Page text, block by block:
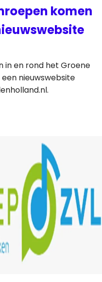
komen
in en rond het Groene
nieuwswebsite